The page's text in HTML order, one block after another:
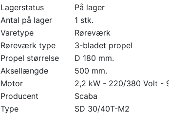
Lagerstatus
På lager
Antal på lager
1 stk.
Varetype
Røreværk
Røreværk type
3-bladet propel
Propel størrelse
D 180 mm.
Aksellængde
500 mm.
Motor
2,2 kW - 220/380 Volt -
Producent
Scaba
Type
SD 30/40T-M2